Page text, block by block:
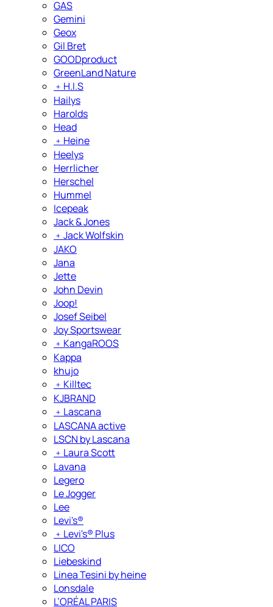
GAS
Gemini
Geox
Gil Bret
GOODproduct
GreenLand Nature
﹢ H.I.S
Hailys
Harolds
Head
﹢ Heine
Heelys
Herrlicher
Herschel
Hummel
Icepeak
Jack & Jones
﹢ Jack Wolfskin
JAKO
Jana
Jette
John Devin
Joop!
Josef Seibel
Joy Sportswear
﹢ KangaROOS
Kappa
khujo
﹢ Killtec
KJBRAND
﹢ Lascana
LASCANA active
LSCN by Lascana
﹢ Laura Scott
Lavana
Legero
Le Jogger
Lee
Levi's®
﹢ Levi's® Plus
LICO
Liebeskind
Linea Tesini by heine
Lonsdale
L’ORÉAL PARIS